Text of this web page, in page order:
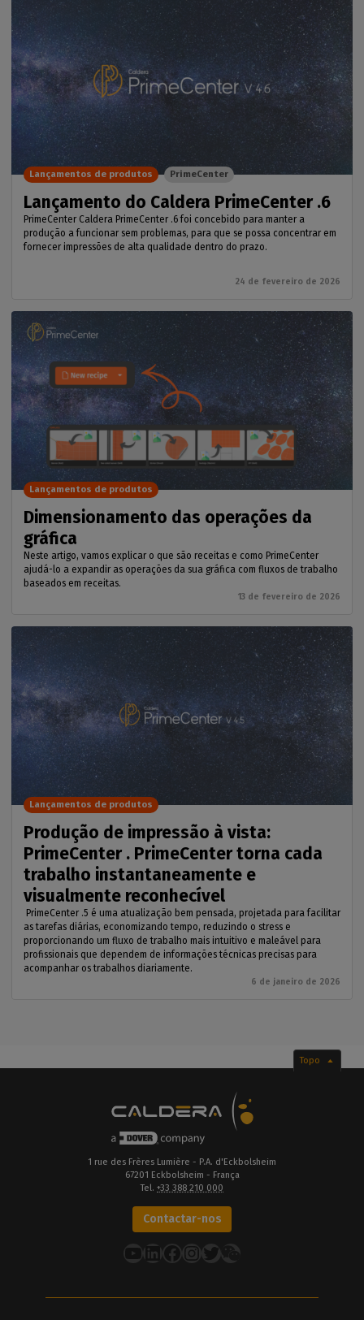
Lançamento do Caldera PrimeCenter .6
PrimeCenter Caldera PrimeCenter .6 foi concebido para manter a
produção a funcionar sem problemas, para que se possa concentrar em
fornecer impressões de alta qualidade dentro do prazo.
24 de fevereiro de 2026
Lançamentos de produtos PrimeCenter
Dimensionamento das operações da
gráfica
Neste artigo, vamos explicar o que são receitas e como PrimeCenter
ajudá-lo a expandir as operações da sua gráfica com fluxos de trabalho
baseados em receitas.
13 de fevereiro de 2026
Lançamentos de produtos
Produção de impressão à vista:
PrimeCenter . PrimeCenter torna cada
trabalho instantaneamente e
visualmente reconhecível
PrimeCenter .5 é uma atualização bem pensada, projetada para facilitar
as tarefas diárias, economizando tempo, reduzindo o stress e
proporcionando um fluxo de trabalho mais intuitivo e maleável para
profissionais que dependem de informações técnicas precisas para
acompanhar os trabalhos diariamente.
6 de janeiro de 2026
Lançamentos de produtos
Topo
1 rue des Frères Lumière - P.A. d'Eckbolsheim
67201 Eckbolsheim - França
Tel. +33 388 210 000
Contactar-nos
YouTube
LinkedIn
Facebook
Instagram
Twitter